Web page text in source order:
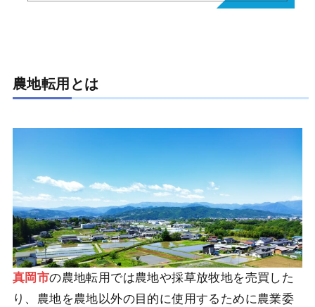
農地転用とは
真岡市の農地転用では農地や採草放牧地を売買した
り、農地を農地以外の目的に使用するために農業委